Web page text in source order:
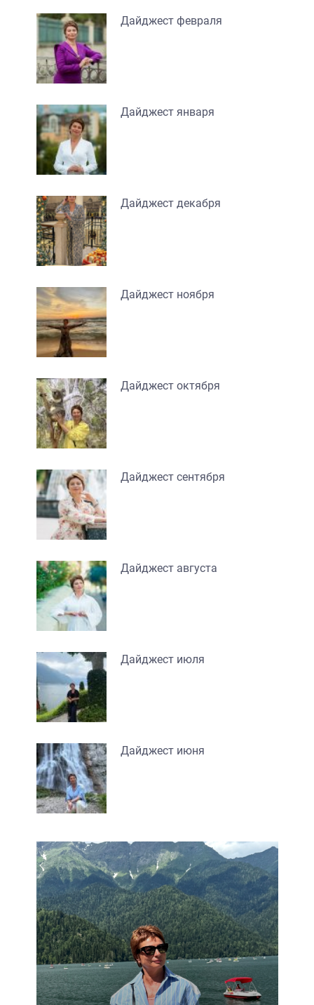
Дайджест февраля
Дайджест января
Дайджест декабря
Дайджест ноября
Дайджест октября
Дайджест сентября
Дайджест августа
Дайджест июля
Дайджест июня